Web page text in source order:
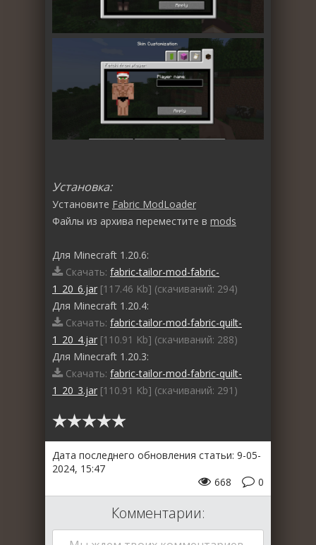
Установка:
Установите Fabric ModLoader
Файлы из архива переместите в mods
Для Minecraft 1.20.6:
Скачать: fabric-tailor-mod-fabric-
1_20_6.jar [117.46 Kb] (cкачиваний: 294)
Для Minecraft 1.20.4:
Скачать: fabric-tailor-mod-fabric-quilt-
1_20_4.jar [110.91 Kb] (cкачиваний: 288)
Для Minecraft 1.20.3:
Скачать: fabric-tailor-mod-fabric-quilt-
1_20_3.jar [110.91 Kb] (cкачиваний: 291)
Дата последнего обновления статьи: 9-05-
2024, 15:47
0
668
Комментарии: